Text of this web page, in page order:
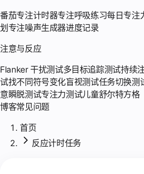
番茄专注计时器专注呼吸练习每日专注
划 专注噪声生成器进度记录
注意与反应
Flanker 干扰测试多目标追踪测试持续
试找不同符号变化盲视测试任务切换测
意瞬脱测试专注力测试儿童舒尔特方格
博客常见问题
首页
反应计时任务